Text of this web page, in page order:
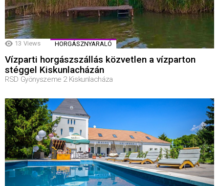
13 Views HORGÁSZNYARALÓ
Vízparti horgászszállás közvetlen a vízparton
stéggel Kiskunlacházán
RSD Gyönyszeme 2 Kiskunlacháza